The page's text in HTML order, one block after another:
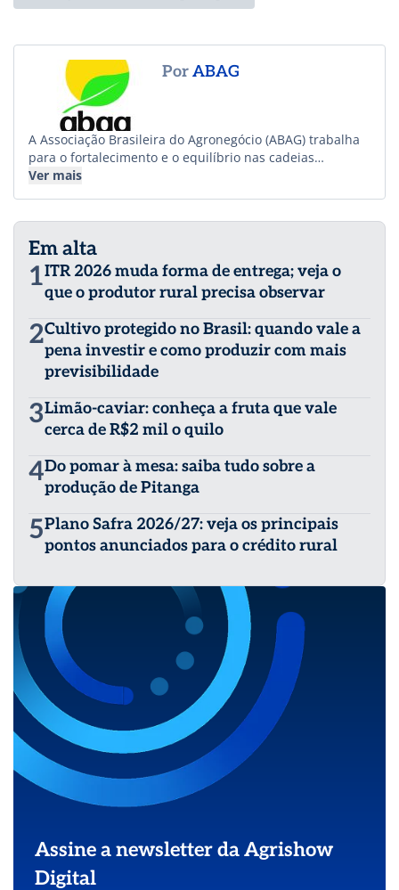
PorABAG
A Associação Brasileira do Agronegócio (ABAG) trabalha
para o fortalecimento e o equilíbrio nas cadeias
produtivas do agronegócio, com o objetivo de valorizar e
em 1993, a entidade tem a certeza da vocação brasileira
para o agronegócio, por isso empenha seus esforços
para contribuir que o país alcance a liderança global na
oferta de produtos agroindustriais, aliando preservação
ambiental, desenvolvimento social, produtividade,
rentabilidade e competitividade. A entidade conta
atualmente com 94 associados. Mais
informações www.abag.com.br.
Ver mais
Em alta
1ITR 2026 muda forma de entrega; veja o
que o produtor rural precisa observar
2Cultivo protegido no Brasil: quando vale a
pena investir e como produzir com mais
previsibilidade
3Limão-caviar: conheça a fruta que vale
cerca de R$2 mil o quilo
4Do pomar à mesa: saiba tudo sobre a
produção de Pitanga
5Plano Safra 2026/27: veja os principais
pontos anunciados para o crédito rural
Assine a newsletter da Agrishow
Digital